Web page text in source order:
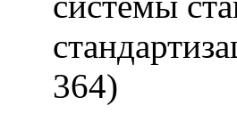
364)